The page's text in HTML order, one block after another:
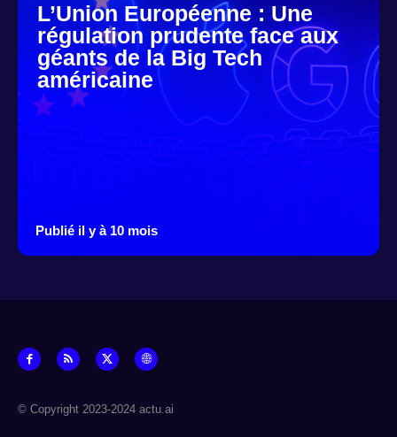
L’Union Européenne : Une
régulation prudente face aux
géants de la Big Tech
américaine
Publié il y à 10 mois
© Copyright 2023-2024 actu.ai